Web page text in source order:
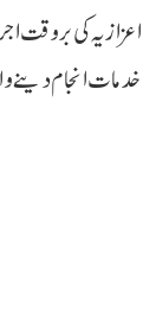
اعزازیہ کی بروقت
خدمات انجام دینے